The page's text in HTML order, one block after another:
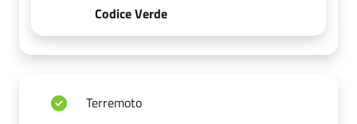
Codice Verde
Terremoto